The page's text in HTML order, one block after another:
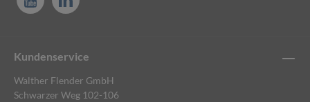
Kundenservice
Walther Flender GmbH
Schwarzer Weg 102-106